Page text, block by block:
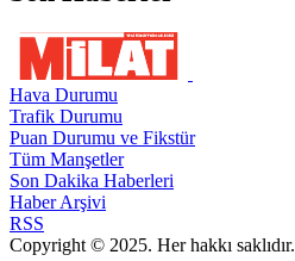
Hava Durumu
Trafik Durumu
Puan Durumu ve Fikstür
Tüm Manşetler
Son Dakika Haberleri
Haber Arşivi
RSS
Copyright © 2025. Her hakkı saklıdır.